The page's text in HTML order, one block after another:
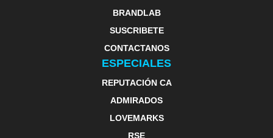
BRANDLAB
SUSCRIBETE
CONTACTANOS
ESPECIALES
REPUTACIÓN CA
ADMIRADOS
LOVEMARKS
RSE